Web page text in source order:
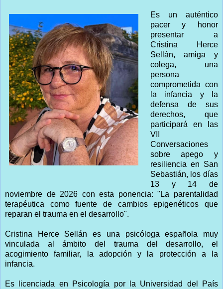
Es un auténtico
pacer y honor
presentar a
Cristina Herce
Sellán, amiga y
colega, una
persona
comprometida con
la infancia y la
defensa de sus
derechos, que
participará en las
VII
Conversaciones
sobre apego y
resiliencia en San
Sebastián, los días
13 y 14 de
noviembre de 2026 con esta ponencia: "La parentalidad
terapéutica como fuente de cambios epigenéticos que
reparan el trauma en el desarrollo".
Cristina Herce Sellán es una psicóloga española muy
vinculada al ámbito del trauma del desarrollo, el
acogimiento familiar, la adopción y la protección a la
infancia.
Es licenciada en Psicología por la Universidad del País